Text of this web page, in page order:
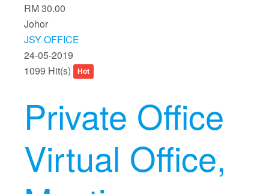
RM 30.00
Johor
JSY OFFICE
24-05-2019
1099 Hit(s)
Hot
Private Office
Virtual Office,